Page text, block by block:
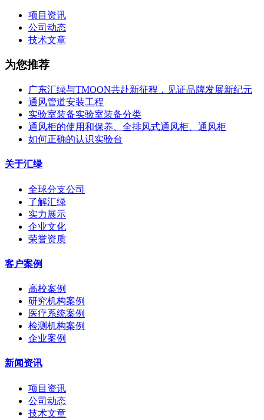
项目资讯
公司动态
技术文章
为您推荐
广东汇绿与TMOON共赴新征程，见证品牌发展新纪元
通风管道安装工程
实验室装备实验室装备分类
通风柜的使用和保养、全排风式通风柜、通风柜
如何正确的认识实验台
关于汇绿
全球分支公司
了解汇绿
实力展示
企业文化
荣誉资质
客户案例
高校案例
研究机构案例
医疗系统案例
检测机构案例
企业案例
新闻资讯
项目资讯
公司动态
技术文章